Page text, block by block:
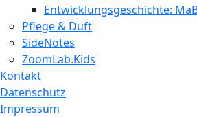
Entwicklungsgeschichte:
Pflege & Duft
SideNotes
ZoomLab.Kids
Kontakt
Datenschutz
Impressum